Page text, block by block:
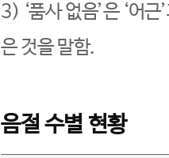
3) ‘품사 없음’은 ‘어
은 것을 말함.
음절 수별 현황